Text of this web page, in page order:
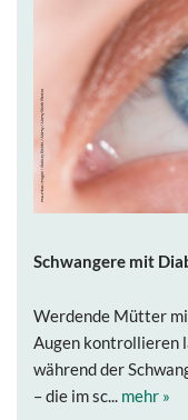
Schwangere mit
Werdende Mütter
Augen kontrollieren
während der
– die im sc... mehr »